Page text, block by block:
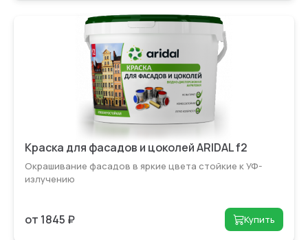
Краска для фасадов и цоколей ARIDAL f2
Окрашивание фасадов в яркие цвета стойкие к УФ-
излучению
от 1845 ₽ Купить